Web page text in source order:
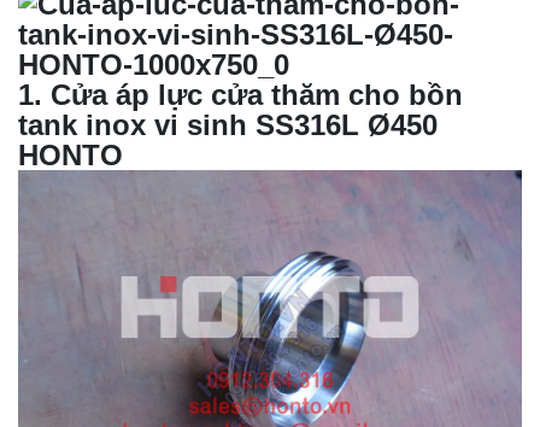
1. Cửa áp lực cửa thăm cho bồn
tank inox vi sinh SS316L Ø450
HONTO